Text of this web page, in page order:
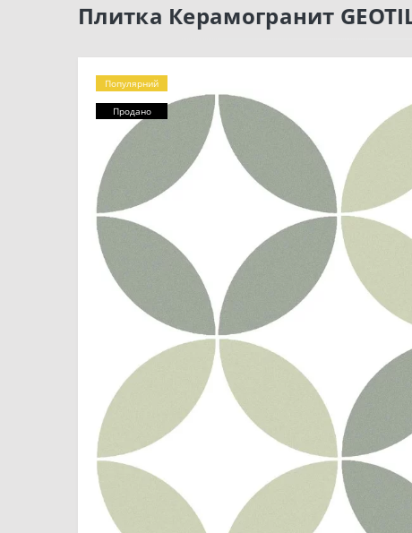
Плитка Керамогранит
Популярний
Продано